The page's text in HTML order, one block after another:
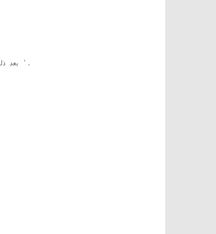
4. '.